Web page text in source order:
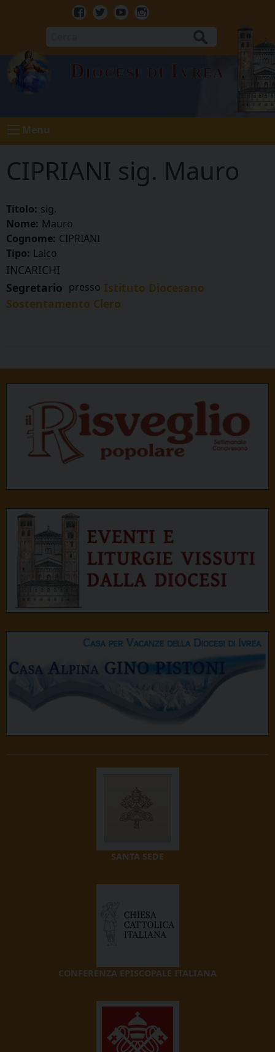
Facebook
TwitterYoutubeInstagram
Diocesi di Ivrea
Menu
CIPRIANI sig. Mauro
Titolo: sig.
Nome: Mauro
Cognome: CIPRIANI
Tipo: Laico
INCARICHI
Segretario presso Istituto Diocesano
Sostentamento Clero
SANTA SEDE
CONFERENZA EPISCOPALE ITALIANA